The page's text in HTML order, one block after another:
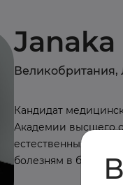
Великобритания,
Кандидат
Академии высшего
естественных наук
болезням в